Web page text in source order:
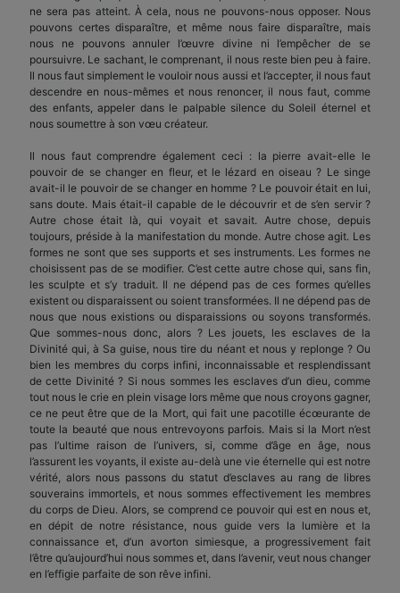
ne sera pas atteint. À cela, nous ne pouvons-nous opposer. Nous
pouvons certes disparaître, et même nous faire disparaître, mais
nous ne pouvons annuler l’œuvre divine ni l’empêcher de se
poursuivre. Le sachant, le com­prenant, il nous reste bien peu à faire.
Il nous faut simplement le vouloir nous aussi et l’accepter, il nous faut
descendre en nous-mêmes et nous renon­cer, il nous faut, comme
des enfants, appeler dans le palpable silence du Soleil éternel et
nous sou­mettre à son vœu créateur.
Il nous faut comprendre également ceci : la pierre avait-elle le
pouvoir de se changer en fleur, et le lézard en oiseau ? Le singe
avait-il le pouvoir de se changer en homme ? Le pouvoir était en lui,
sans doute. Mais était-il capable de le découvrir et de s’en servir ?
Autre chose était là, qui voyait et savait. Autre chose, depuis
toujours, préside à la manifes­tation du monde. Autre chose agit. Les
formes ne sont que ses supports et ses instruments. Les formes ne
choisissent pas de se modifier. C’est cette autre chose qui, sans fin,
les sculpte et s’y traduit. Il ne dépend pas de ces formes qu’elles
existent ou dis­paraissent ou soient transformées. Il ne dépend pas de
nous que nous existions ou disparaissions ou soyons transformés.
Que sommes-nous donc, alors ? Les jouets, les esclaves de la
Divinité qui, à Sa guise, nous tire du néant et nous y replonge ? Ou
bien les membres du corps infini, inconnaissable et resplendissant
de cette Divinité ? Si nous sommes les esclaves d’un dieu, comme
tout nous le crie en plein visage lors même que nous croyons gagner,
ce ne peut être que de la Mort, qui fait une pacotille écœurante de
toute la beauté que nous entrevoyons parfois. Mais si la Mort n’est
pas l’ultime raison de l’univers, si, comme d’âge en âge, nous
l’assurent les voyants, il existe au-delà une vie éternelle qui est notre
vérité, alors nous passons du statut d’esclaves au rang de libres
souverains im­mortels, et nous sommes effectivement les membres
du corps de Dieu. Alors, se comprend ce pouvoir qui est en nous et,
en dépit de notre résistance, nous guide vers la lumière et la
connaissance et, d’un avorton simiesque, a progressivement fait
l’être qu’aujourd’hui nous sommes et, dans l’avenir, veut nous changer
en l’effigie parfaite de son rêve infini.